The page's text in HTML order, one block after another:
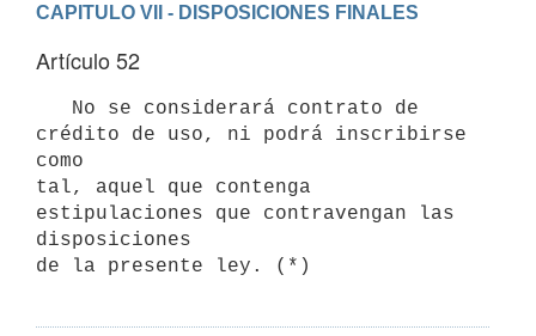
CAPITULO VII - DISPOSICIONES FINALES
Artículo 52
crédito de uso, ni podrá inscribirse
como
tal, aquel que contenga
estipulaciones que contravengan las
disposiciones